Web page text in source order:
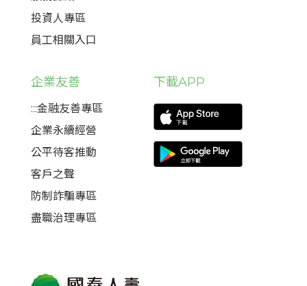
投資人專區
員工相關入口
企業友善
:::金融友善專區
企業永續經營
公平待客推動
客戶之聲
防制詐騙專區
盡職治理專區
下載APP